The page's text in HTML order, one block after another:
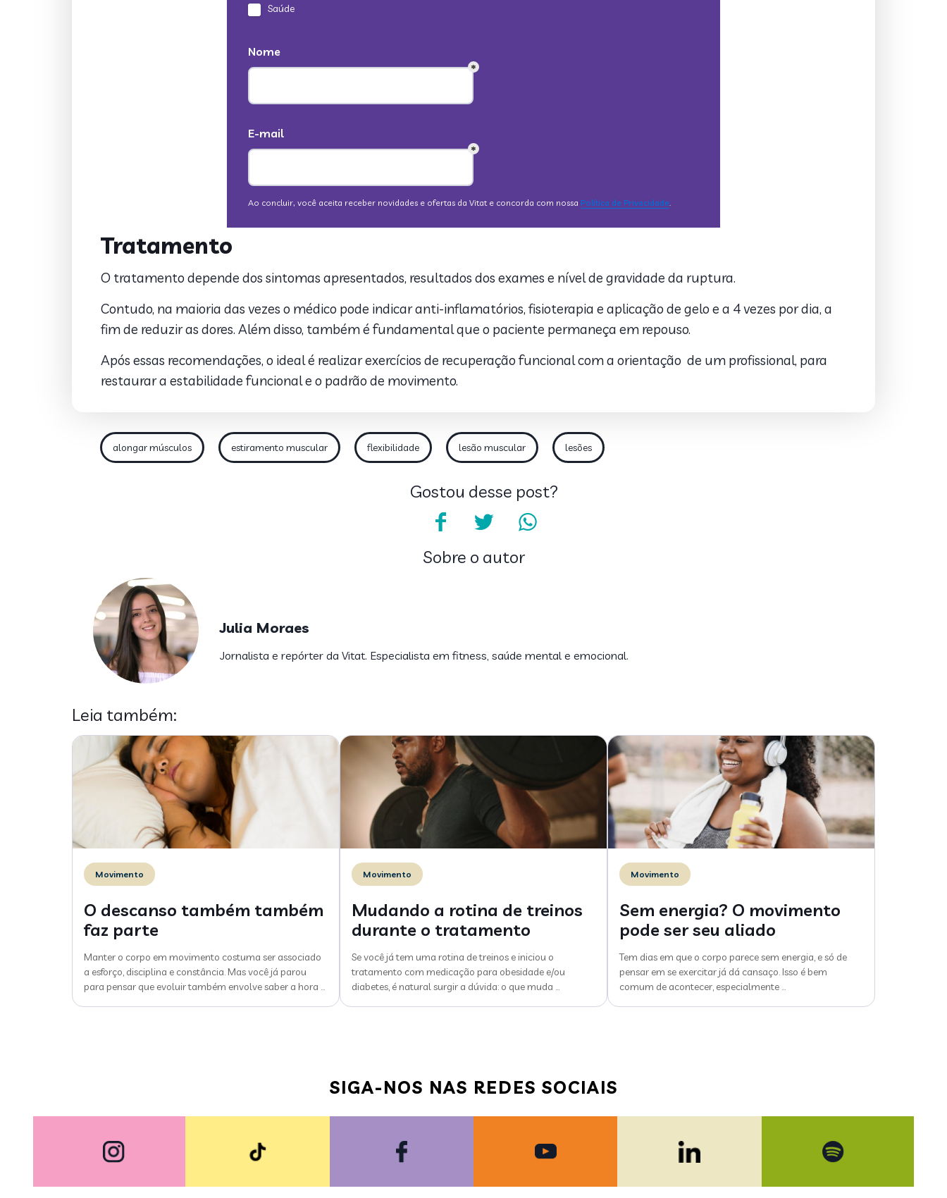
Tratamento
O tratamento depende dos sintomas apresentados, resultados dos exames e nível de gravidade da ruptura.
Contudo, na maioria das vezes o médico pode indicar anti-inflamatórios, fisioterapia e aplicação de gelo e a 4 vezes por dia, a
fim de reduzir as dores. Além disso, também é fundamental que o paciente permaneça em repouso.
Após essas recomendações, o ideal é realizar exercícios de recuperação funcional com a orientação de um profissional, para
restaurar a estabilidade funcional e o padrão de movimento.
alongar músculos estiramento muscular flexibilidade lesão muscular lesões
Gostou desse post?
Sobre o autor
Julia Moraes
Jornalista e repórter da Vitat. Especialista em fitness, saúde mental e emocional.
Leia também:
Movimento
O descanso também também
faz parte
Manter o corpo em movimento costuma ser associado
a esforço, disciplina e constância. Mas você já parou
para pensar que evoluir também envolve saber a hora …
Movimento
Mudando a rotina de treinos
durante o tratamento
Se você já tem uma rotina de treinos e iniciou o
tratamento com medicação para obesidade e/ou
diabetes, é natural surgir a dúvida: o que muda …
Movimento
Sem energia? O movimento
pode ser seu aliado
Tem dias em que o corpo parece sem energia, e só de
pensar em se exercitar já dá cansaço. Isso é bem
comum de acontecer, especialmente …
SIGA-NOS NAS REDES SOCIAIS